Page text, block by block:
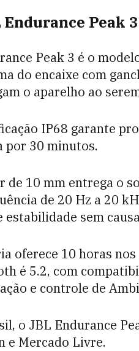
Endurance Peak 3
Peak 3 é o
do encaixe com
o aparelho ao
IP68 garante
por 30 minutos.
de 10 mm entrega o
de 20 Hz a 20
estabilidade sem
oferece 10 horas
é 5.2, com
e controle de
o JBL Endurance
e Mercado Livre.